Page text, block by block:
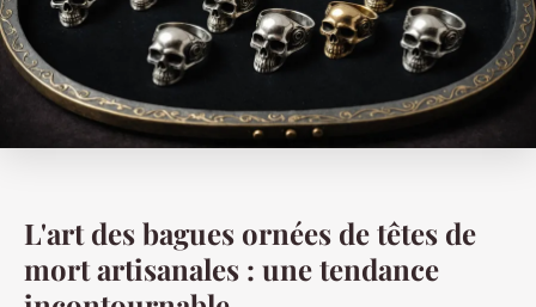
L'art des bagues ornées de têtes de
mort artisanales : une tendance